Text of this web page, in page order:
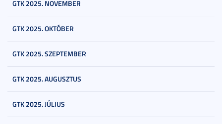
GTK 2025. NOVEMBER
GTK 2025. OKTÓBER
GTK 2025. SZEPTEMBER
GTK 2025. AUGUSZTUS
GTK 2025. JÚLIUS